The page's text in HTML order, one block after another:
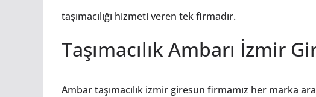
taşımacılığı hizmeti veren tek firmadır.
Taşımacılık Ambarı İzmir
Ambar taşımacılık izmir giresun firmamız her marka